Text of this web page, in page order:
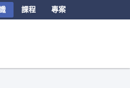
課程 專案